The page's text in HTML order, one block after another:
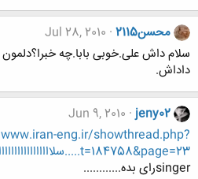
محسن2115
Jul 28, 2010
سلام داش علی.خوبی بابا.چه
داداش.
jeny02
Jun 9, 2010
eng.ir/showthread.php?
t=184758&page=23.....سلاااااااااااااااااااااام
singerرای بده............